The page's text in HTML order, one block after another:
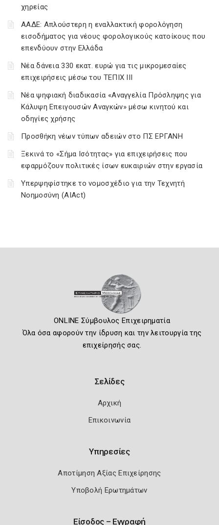
χηρείας
ΑΑΔΕ: Απλούστερη η εναλλακτική φορολόγηση
εισοδήματος για νέους φορολογικούς κατοίκους που
επενδύουν στην Ελλάδα
Νέα δάνεια 330 εκατ. ευρώ για τις μικρομεσαίες
επιχειρήσεις μέσω του ΤΕΠΙΧ ΙΙΙ
Νέα ψηφιακή διαδικασία «Αναγγελία Πρόσληψης για
Κάλυψη Επειγουσών Αναγκών» μέσω κινητού και
οδηγίες χρήσης
Προσθήκη νέων τύπων αδειών στο ΠΣ ΕΡΓΑΝΗ
Ξεκινά το «Σήμα Ισότητας» για επιχειρήσεις που
εφαρμόζουν πολιτικές ίσων ευκαιριών στην εργασία
Υπερψηφίστηκε το νομοσχέδιο για την Τεχνητή
Νοημοσύνη (AIAct)
ONLINE Σύμβουλος Επιχειρηματία
Όλα όσα αφορούν την ίδρυση και την λειτουργία της
επιχείρησής σας.
Σελίδες
Αρχική
Επικοινωνία
Υπηρεσίες
Αποτίμηση Αξίας Επιχείρησης
Υποβολή Ερωτημάτων
Είσοδος – Εγγραφή